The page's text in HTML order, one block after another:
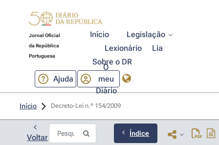
Jornal Oficial
da República
Portuguesa
Início
Legislação
Lexionário
Lia
Sobre o DR
Ajuda
O
meu
Diário
Início Decreto-Lei n.º 154/2009
Voltar Índice